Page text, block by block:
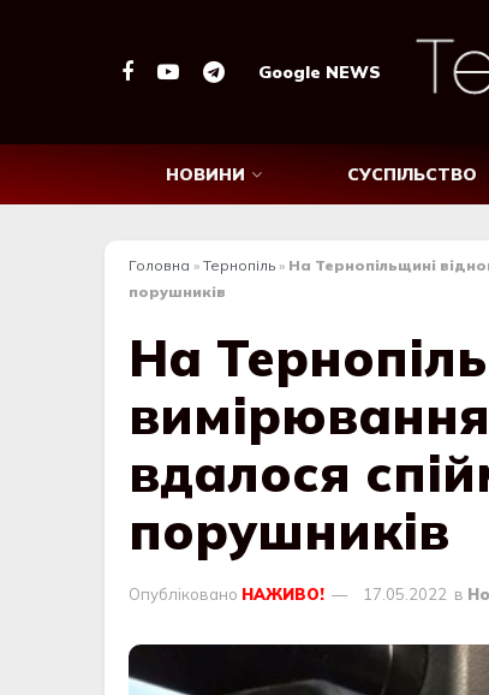
Google NEWS
НОВИНИ СУСПІЛЬСТВО
Головна » Тернопіль » На Тернопільщині
порушників
На
вдалося
порушників
Опубліковано НАЖИВО! 17.05.2022 в